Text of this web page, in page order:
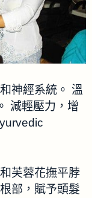
神經系統。 溫
減輕壓力，增
芙蓉花撫平脖
部，賦予頭髮